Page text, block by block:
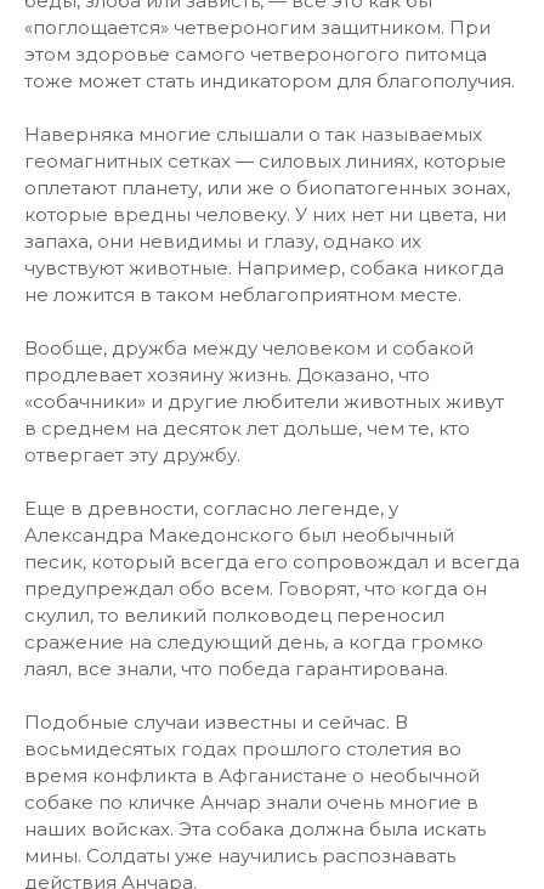
«поглощается» четвероногим защитником. При
этом здоровье самого четвероногого питомца
тоже может стать индикатором для благополучия.
Наверняка многие слышали о так называемых
геомагнитных сетках — силовых линиях, которые
оплетают планету, или же о биопатогенных зонах,
которые вредны человеку. У них нет ни цвета, ни
запаха, они невидимы и глазу, однако их
чувствуют животные. Например, собака никогда
не ложится в таком неблагоприятном месте.
Вообще, дружба между человеком и собакой
продлевает хозяину жизнь. Доказано, что
«собачники» и другие любители животных живут
в среднем на десяток лет дольше, чем те, кто
отвергает эту дружбу.
Еще в древности, согласно легенде, у
Александра Македонского был необычный
песик, который всегда его сопровождал и всегда
предупреждал обо всем. Говорят, что когда он
скулил, то великий полководец переносил
сражение на следующий день, а когда громко
лаял, все знали, что победа гарантирована.
Подобные случаи известны и сейчас. В
восьмидесятых годах прошлого столетия во
время конфликта в Афганистане о необычной
собаке по кличке Анчар знали очень многие в
наших войсках. Эта собака должна была искать
мины. Солдаты уже научились распознавать
действия Анчара.